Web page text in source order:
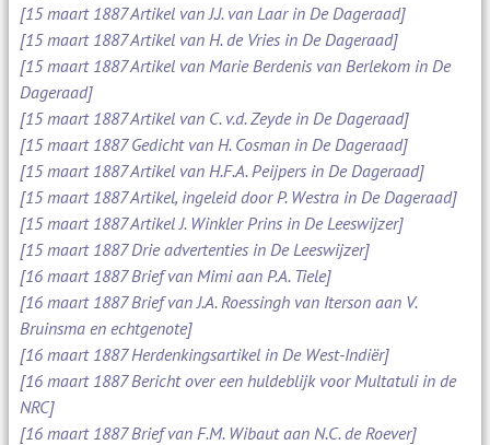
[15 maart 1887 Artikel van J.J. van Laar in De Dageraad]
[15 maart 1887 Artikel van H. de Vries in De Dageraad]
[15 maart 1887 Artikel van Marie Berdenis van Berlekom in De
Dageraad]
[15 maart 1887 Artikel van C. v.d. Zeyde in De Dageraad]
[15 maart 1887 Gedicht van H. Cosman in De Dageraad]
[15 maart 1887 Artikel van H.F.A. Peijpers in De Dageraad]
[15 maart 1887 Artikel, ingeleid door P. Westra in De Dageraad]
[15 maart 1887 Artikel J. Winkler Prins in De Leeswijzer]
[15 maart 1887 Drie advertenties in De Leeswijzer]
[16 maart 1887 Brief van Mimi aan P.A. Tiele]
[16 maart 1887 Brief van J.A. Roessingh van Iterson aan V.
Bruinsma en echtgenote]
[16 maart 1887 Herdenkingsartikel in De West-Indiër]
[16 maart 1887 Bericht over een huldeblijk voor Multatuli in de
NRC]
[16 maart 1887 Brief van F.M. Wibaut aan N.C. de Roever]